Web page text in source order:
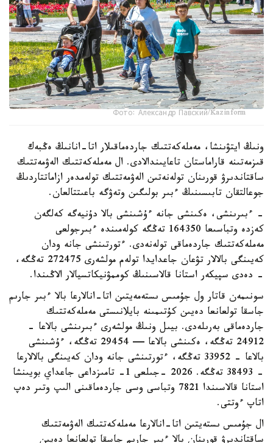
Фото: Александр Павский/Kazinform
ونىڭ ايتۋىنشا، مەملەكەتتىك جاردەماقىلار اتا-انانىڭ ەڭبەك
قىزمەتىنە قاراماستان تاعايىندالادى. ال مەملەكەتتىك الەۋمەتتىك
ساقتاندىرۋ قورىنان تولەنەتىن الەۋمەتتىك تولەمدەر ازاماتتاردىڭ
جوعالتقان تابىسىنىڭ ءبىر بولىگىن وتەۋگە باعىتتالعان.
- ءبىرىنشى، ەكىنشى جانە ءۇشىنشى بالا دۇنيەگە كەلگەن
كەزدە وتباسىعا 164350 تەڭگە كولەمىندە ءبىرجولعى
مەملەكەتتىك جاردەماقى تولەنەدى. ءتورتىنشى جانە ودان
كەيىنگى بالالار تۋعان جاعدايدا تولەم مولشەرى 272475 تەڭگە،
- دەدى سپيكەر استانا قالاسىنىڭ كوممۋنيكاتسيالار الاڭىندا.
سونىمەن قاتار ول جۇمىس ىستەمەيتىن اتا-انالارعا بالا ءبىر جارىم
جاسقا تولعانعا دەيىن كۇتىمىنە بايلانىستى مەملەكەتتىك
جاردەماقى بەرىلەدى. بيىل ونىڭ مولشەرى ءبىرىنشى بالاعا -
24912 تەڭگە، ەكىنشى بالاعا — 29454 تەڭگە، ءۇشىنشى
بالاعا - 33952 تەڭگە، ءتورتىنشى جانە ودان كەيىنگى بالالارعا
- 38493 تەڭگە. 2026 -جىلعى 1- تامىزداعى جاعداي بويىنشا
استانا قالاسىندا 7821 وتباسى وسى جاردەماقىنى الىپ وتىر دەپ
اتاپ ءوتتى.
ال جۇمىس ىستەيتىن اتا-انالارعا مەملەكەتتىك الەۋمەتتىك